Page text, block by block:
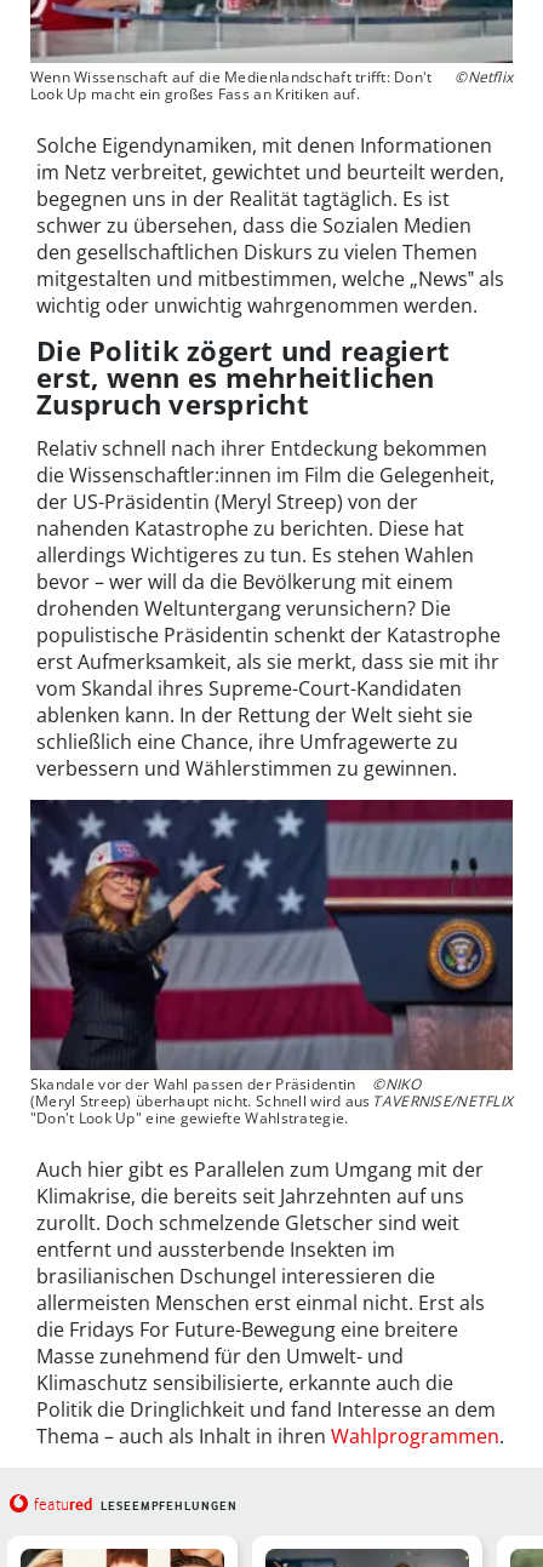
Wenn Wissenschaft auf die Medienlandschaft trifft: Don't
Look Up macht ein großes Fass an Kritiken auf.
©Netflix
Solche Eigendynamiken, mit denen Informationen
im Netz verbreitet, gewichtet und beurteilt werden,
begegnen uns in der Realität tagtäglich. Es ist
schwer zu übersehen, dass die Sozialen Medien
den gesellschaftlichen Diskurs zu vielen Themen
mitgestalten und mitbestimmen, welche „News‟ als
wichtig oder unwichtig wahrgenommen werden.
Die Politik zögert und reagiert
erst, wenn es mehrheitlichen
Zuspruch verspricht
Relativ schnell nach ihrer Entdeckung bekommen
die Wissenschaftler:innen im Film die Gelegenheit,
der US-Präsidentin (Meryl Streep) von der
nahenden Katastrophe zu berichten. Diese hat
allerdings Wichtigeres zu tun. Es stehen Wahlen
bevor – wer will da die Bevölkerung mit einem
drohenden Weltuntergang verunsichern? Die
populistische Präsidentin schenkt der Katastrophe
erst Aufmerksamkeit, als sie merkt, dass sie mit ihr
vom Skandal ihres Supreme-Court-Kandidaten
ablenken kann. In der Rettung der Welt sieht sie
schließlich eine Chance, ihre Umfragewerte zu
verbessern und Wählerstimmen zu gewinnen.
Skandale vor der Wahl passen der Präsidentin
(Meryl Streep) überhaupt nicht. Schnell wird aus
"Don't Look Up" eine gewiefte Wahlstrategie.
©NIKO
TAVERNISE/NETFLIX
Auch hier gibt es Parallelen zum Umgang mit der
Klimakrise, die bereits seit Jahrzehnten auf uns
zurollt. Doch schmelzende Gletscher sind weit
entfernt und aussterbende Insekten im
brasilianischen Dschungel interessieren die
allermeisten Menschen erst einmal nicht. Erst als
die Fridays For Future-Bewegung eine breitere
Masse zunehmend für den Umwelt- und
Klimaschutz sensibilisierte, erkannte auch die
Politik die Dringlichkeit und fand Interesse an dem
Thema – auch als Inhalt in ihren Wahlprogrammen.
featured LESEEMPFEHLUNGEN